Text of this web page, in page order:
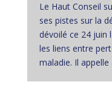
Le Haut Conseil
ses pistes sur la
dévoilé ce 24 juin
les liens entre
maladie. Il appelle